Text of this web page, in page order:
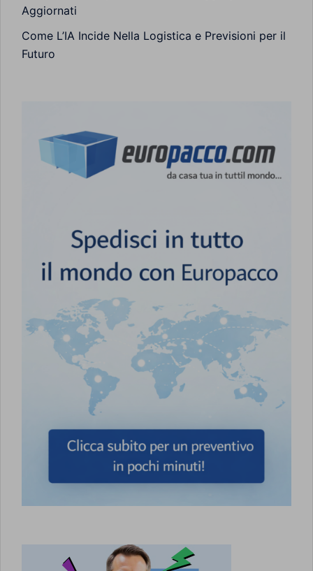
Aggiornati
Come L’IA Incide Nella Logistica e Previsioni per il
Futuro